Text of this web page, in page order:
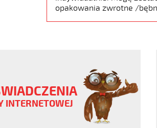
opakowania zwrotne /
INTERNETOWEJ